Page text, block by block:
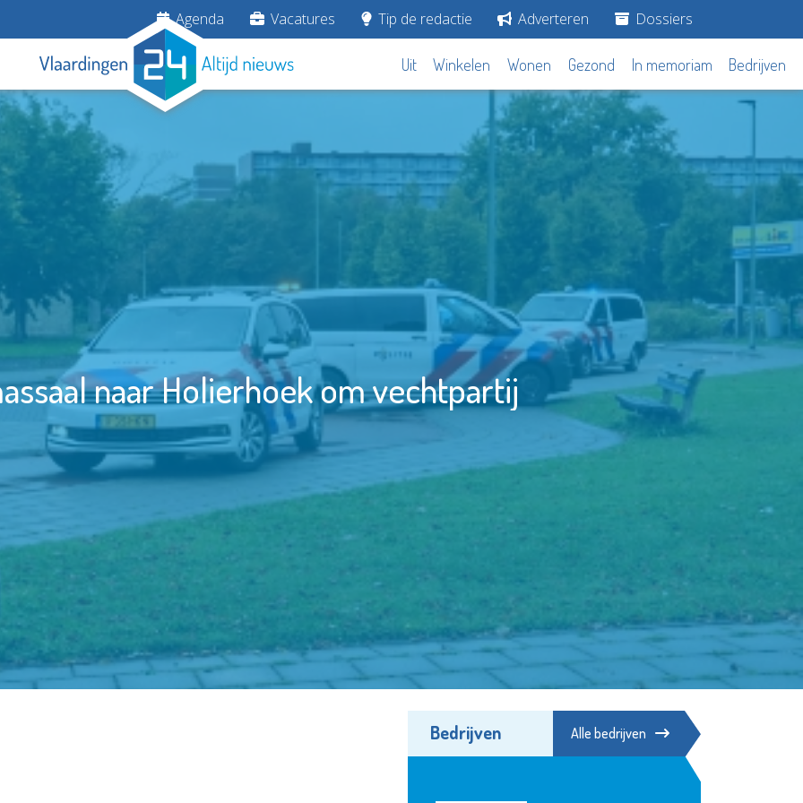
Agenda Vacatures Tip de redactie Adverteren Dossiers
Uit Winkelen Wonen Gezond In memoriam Bedrijven
naar Holierhoek om vechtpartij
Bedrijven Alle bedrijven